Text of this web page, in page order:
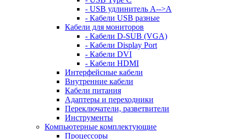
- USB удлинитель A-->A
- Кабели USB разные
Кабели для мониторов
- Кабели D-SUB (VGA)
- Кабели Display Port
- Кабели DVI
- Кабели HDMI
Интерфейсные кабели
Внутренние кабели
Кабели питания
Адаптеры и переходники
Переключатели, разветвители
Инструменты
Компьютерные комплектующие
Процессоры